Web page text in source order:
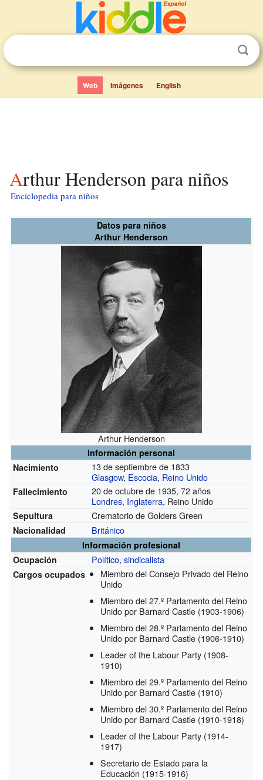
Web Imágenes English
Arthur Henderson para niños
Enciclopedia para niños
Datos para niños
Arthur Henderson
Arthur Henderson
Información personal
Nacimiento
13 de septiembre de 1833
Glasgow, Escocia, Reino Unido
Fallecimiento
20 de octubre de 1935, 72 años
Londres, Inglaterra, Reino Unido
Sepultura Crematorio de Golders Green
Nacionalidad Británico
Información profesional
Ocupación
Político,sindicalista
Cargos ocupados
Miembro del Consejo Privado del Reino
Unido
Miembro del 27.º Parlamento del Reino
Unido por Barnard Castle (1903-1906)
Miembro del 28.º Parlamento del Reino
Unido por Barnard Castle (1906-1910)
Leader of the Labour Party (1908-
1910)
Miembro del 29.º Parlamento del Reino
Unido por Barnard Castle (1910)
Miembro del 30.º Parlamento del Reino
Unido por Barnard Castle (1910-1918)
Leader of the Labour Party (1914-
1917)
Secretario de Estado para la
Educación (1915-1916)